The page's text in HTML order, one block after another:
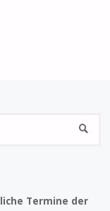
SUCHE
Termine der